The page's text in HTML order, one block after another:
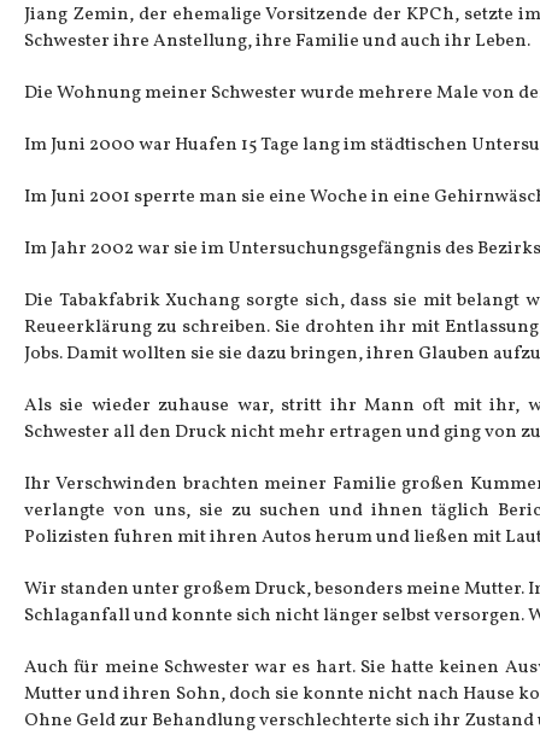
Jiang Zemin, der ehemalige Vorsitzende der KPCh, setzte
Schwester ihre Anstellung, ihre Familie und auch ihr Leben.
Die Wohnung meiner Schwester wurde mehrere Male von
Im Juni 2000 war Huafen 15 Tage lang im städtischen
Im Juni 2001 sperrte man sie eine Woche in eine
Im Jahr 2002 war sie im Untersuchungsgefängnis des
Die Tabakfabrik Xuchang sorgte sich, dass sie mit
Reueerklärung zu schreiben. Sie drohten ihr mit
Jobs. Damit wollten sie sie dazu bringen, ihren Glauben
Als sie wieder zuhause war, stritt ihr Mann oft mit ihr,
Schwester all den Druck nicht mehr ertragen und ging von
Ihr Verschwinden brachten meiner Familie großen
verlangte von uns, sie zu suchen und ihnen täglich
Polizisten fuhren mit ihren Autos herum und ließen mit
Wir standen unter großem Druck, besonders meine Mutter.
Schlaganfall und konnte sich nicht länger selbst
Auch für meine Schwester war es hart. Sie hatte keinen
Mutter und ihren Sohn, doch sie konnte nicht nach Hause
Ohne Geld zur Behandlung verschlechterte sich ihr Zustand